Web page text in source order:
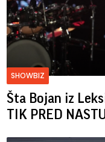
SHOWBIZ
Šta Bojan iz
TIK PRED